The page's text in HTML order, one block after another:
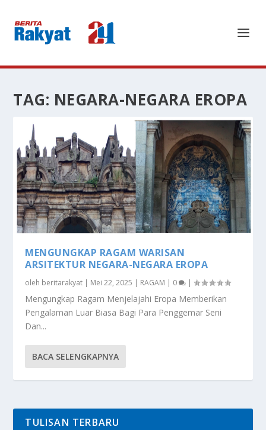
TAG: NEGARA-NEGARA EROPA
MENGUNGKAP RAGAM WARISAN
ARSITEKTUR NEGARA-NEGARA EROPA
oleh beritarakyat | Mei 22, 2025 | RAGAM | 0 |
Mengungkap Ragam Menjelajahi Eropa Memberikan
Pengalaman Luar Biasa Bagi Para Penggemar Seni
Dan...
BACA SELENGKAPNYA
TULISAN TERBARU